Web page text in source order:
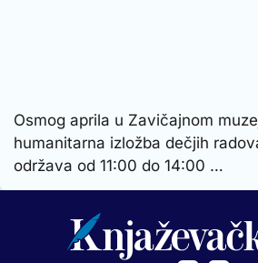
Osmog aprila u Zavičajnom
humanitarna izložba dečjih
održava od 11:00 do 14:00 …